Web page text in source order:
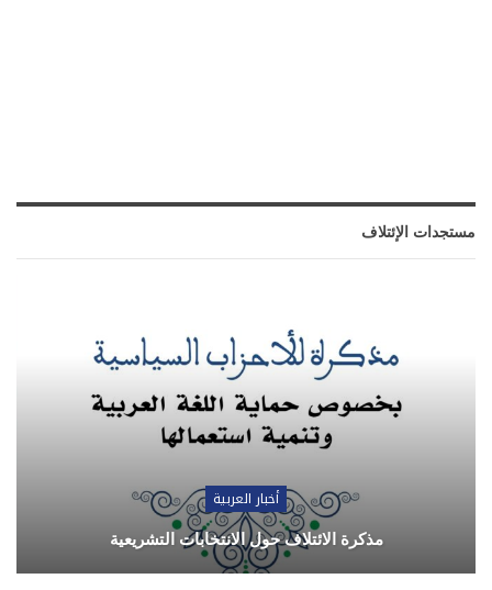
مستجدات الإئتلاف
أخبار العربية
مذكرة الائتلاف حول الانتخابات التشريعية